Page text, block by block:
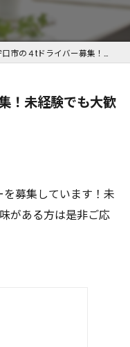
市の４tドライバー募集！未経験でも大歓迎な運送会社
！未経験でも大歓
募集しています！未
がある方は是非ご応